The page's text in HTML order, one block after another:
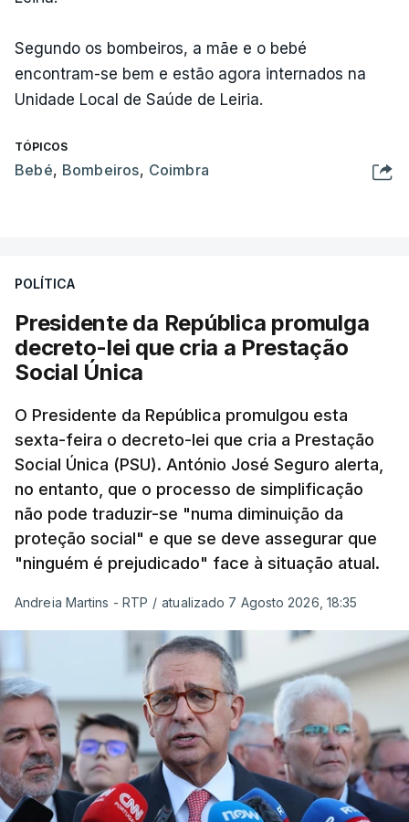
Segundo os bombeiros, a mãe e o bebé
encontram-se bem e estão agora internados na
Unidade Local de Saúde de Leiria.
TÓPICOS
Bebé, Bombeiros, Coimbra
POLÍTICA
Presidente da República promulga
decreto-lei que cria a Prestação
Social Única
O Presidente da República promulgou esta
sexta-feira o decreto-lei que cria a Prestação
Social Única (PSU). António José Seguro alerta,
no entanto, que o processo de simplificação
não pode traduzir-se "numa diminuição da
proteção social" e que se deve assegurar que
"ninguém é prejudicado" face à situação atual.
Andreia Martins - RTP / atualizado 7 Agosto 2026, 18:35